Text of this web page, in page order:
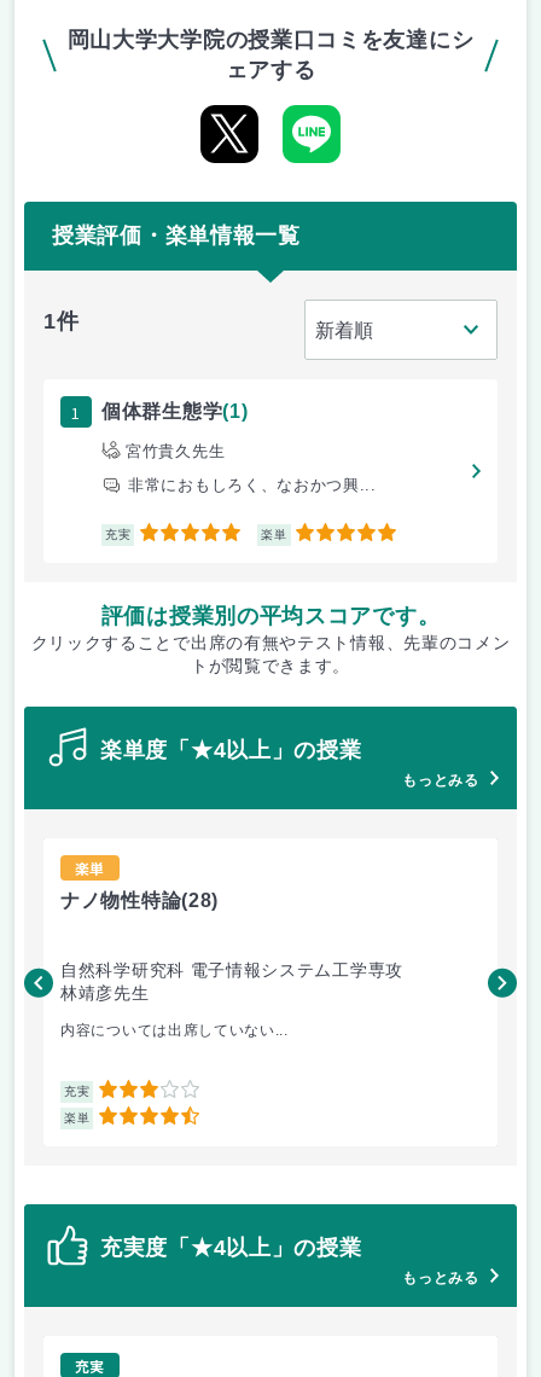
岡山大学大学院の授業口コミを友達にシ
ェアする
授業評価・楽単情報一覧
1件
1 個体群生態学(1)
宮竹貴久先生
非常におもしろく、なおかつ興...
充実 5 楽単 5
評価は授業別の平均スコアです。
クリックすることで出席の有無やテスト情報、先輩のコメン
トが閲覧できます。
楽単度「★4以上」の授業
もっとみる
楽単
ナノ物性特論(28)
自然科学研究科 電子情報システム工学専攻
林靖彦先生
内容については出席していない...
充実 3
楽単 4.5
神
充実度「★4以上」の授業
もっとみる
充実